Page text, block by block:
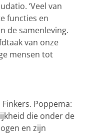
‘Veel van
functies en
de samenleving.
van onze
mensen tot
Poppema:
die onder de
en zijn